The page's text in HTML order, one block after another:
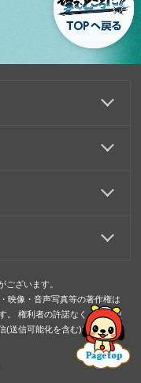
ございます。
映像・音声写真等の著作権は
。 権利者の許諾なく、私的使
(送信可能化を含む)等を行うこ